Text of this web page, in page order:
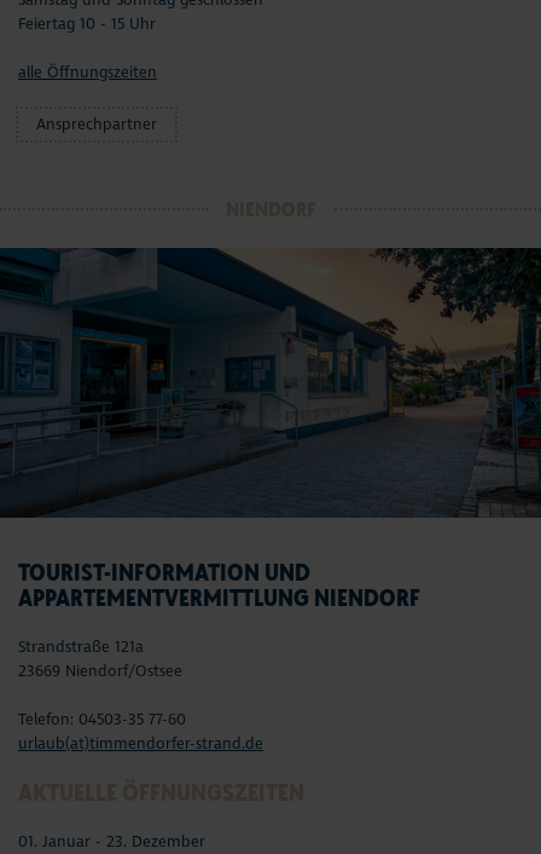
Feiertag 10 - 15 Uhr
alle Öffnungszeiten
Ansprechpartner
TOURIST-INFORMATION UND
APPARTEMENTVERMITTLUNG NIENDORF
Strandstraße 121a
23669 Niendorf/Ostsee
Telefon: 04503-35 77-60
urlaub(at)timmendorfer-strand.de
01. Januar - 23. Dezember